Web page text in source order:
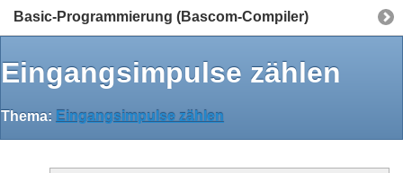
Basic-Programmierung (Bascom-Compiler)
Eingangsimpulse zählen
Thema: Eingangsimpulse zählen